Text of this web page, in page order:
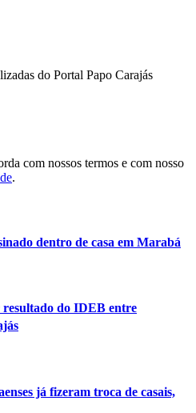
do Portal Papo Carajás
com nossos termos e com nosso
.
dentro de casa em Marabá
do IDEB entre
já fizeram troca de casais,